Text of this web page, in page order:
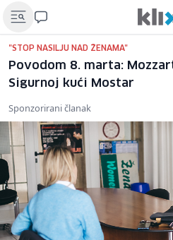
"STOP NASILJU NAD ŽENAMA"
Povodom 8. marta:
Sigurnoj kući Mostar
Sponzorirani članak